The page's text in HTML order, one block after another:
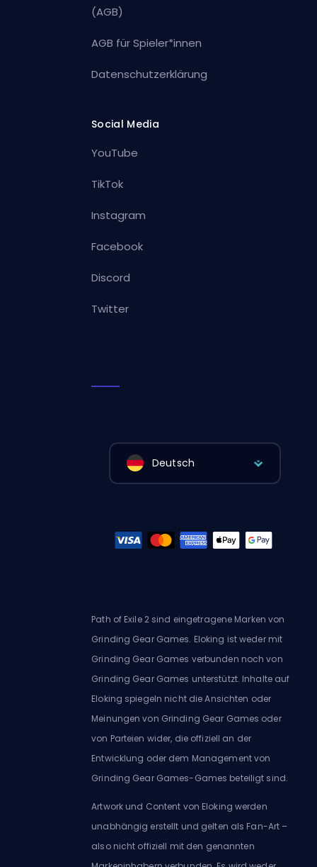
(AGB)
AGB für Spieler*innen
Datenschutzerklärung
Social Media
YouTube
TikTok
Instagram
Facebook
Discord
Twitter
Deutsch
Path of Exile 2 sind eingetragene Marken von
Grinding Gear Games. Eloking ist weder mit
Grinding Gear Games verbunden noch von
Grinding Gear Games unterstützt. Inhalte auf
Eloking spiegeln nicht die Ansichten oder
Meinungen von Grinding Gear Games oder
von Parteien wider, die offiziell an der
Entwicklung oder dem Management von
Grinding Gear Games-Games beteiligt sind.
Artwork und Content von Eloking werden
unabhängig erstellt und gelten als Fan-Art –
also nicht offiziell mit den genannten